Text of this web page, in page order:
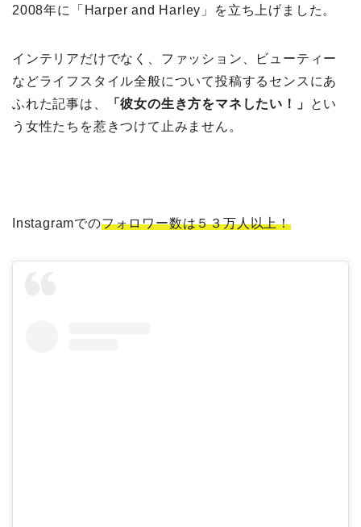
2008年に「Harper and Harley」を立ち上げました。
インテリアだけでなく、ファッション、ビューティー
などライフスタイル全般について投稿するセンスにあ
ふれた記事は、
「彼女の生き方をマネしたい！」
とい
う女性たちを惹きつけて止みません。
Instagramでのフォロワー数は５３万人以上！